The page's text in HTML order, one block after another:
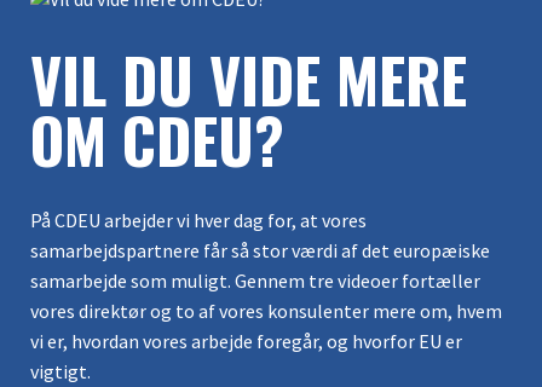
VIL DU VIDE MERE
OM CDEU?
På CDEU arbejder vi hver dag for, at vores
samarbejdspartnere får så stor værdi af det europæiske
samarbejde som muligt. Gennem tre videoer fortæller
vores direktør og to af vores konsulenter mere om, hvem
vi er, hvordan vores arbejde foregår, og hvorfor EU er
vigtigt.